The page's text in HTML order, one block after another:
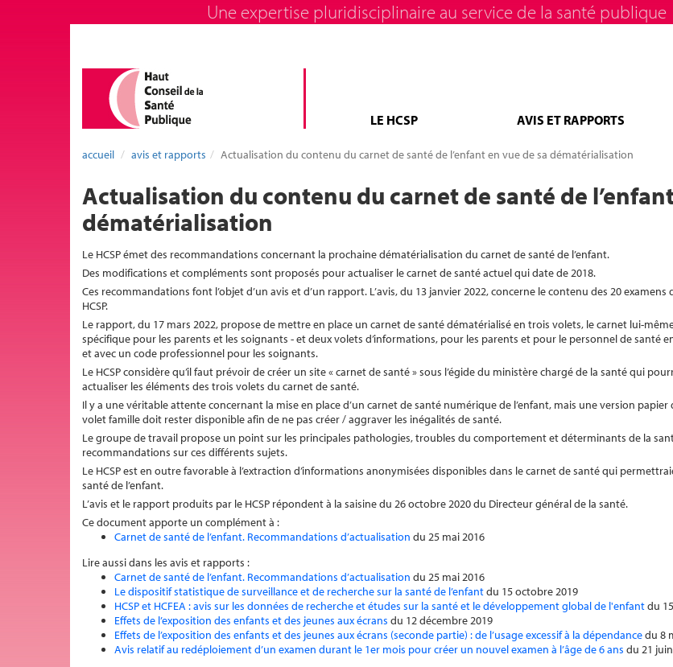
Une expertise pluridisciplinaire au service de la santé publique
LE HCSP AVIS ET RAPPORTS
accueil avis et rapports Actualisation du contenu du carnet de santé de l’enfant en vue de sa dématérialisation
Actualisation du contenu du carnet de santé de
dématérialisation
Le HCSP émet des recommandations concernant la prochaine dématérialisation du carnet de santé de l’enfant.
Des modifications et compléments sont proposés pour actualiser le carnet de santé actuel qui date de 2018.
Ces recommandations font l’objet d’un avis et d’un rapport. L’avis, du 13 janvier 2022, concerne le contenu des 20
HCSP.
Le rapport, du 17 mars 2022, propose de mettre en place un carnet de santé dématérialisé en trois volets, le carnet lui-
spécifique pour les parents et les soignants - et deux volets d’informations, pour les parents et pour le personnel de santé
et avec un code professionnel pour les soignants.
Le HCSP considère qu’il faut prévoir de créer un site « carnet de santé » sous l’égide du ministère chargé de la santé qui
actualiser les éléments des trois volets du carnet de santé.
Il y a une véritable attente concernant la mise en place d’un carnet de santé numérique de l’enfant, mais une version
volet famille doit rester disponible afin de ne pas créer / aggraver les inégalités de santé.
Le groupe de travail propose un point sur les principales pathologies, troubles du comportement et déterminants de la
recommandations sur ces différents sujets.
Le HCSP est en outre favorable à l’extraction d’informations anonymisées disponibles dans le carnet de santé qui
santé de l’enfant.
L’avis et le rapport produits par le HCSP répondent à la saisine du 26 octobre 2020 du Directeur général de la santé.
Ce document apporte un complément à :
Carnet de santé de l’enfant. Recommandations d’actualisation du 25 mai 2016
Lire aussi dans les avis et rapports :
Carnet de santé de l’enfant. Recommandations d’actualisation du 25 mai 2016
Le dispositif statistique de surveillance et de recherche sur la santé de l’enfantdu 15 octobre 2019
HCSP et HCFEA : avis sur les données de recherche et études sur la santé et le développement global de l'enfantdu
Effets de l’exposition des enfants et des jeunes aux écrans du 12 décembre 2019
Effets de l’exposition des enfants et des jeunes aux écrans (seconde partie) : de l’usage excessif à la dépendancedu 8
Avis relatif au redéploiement d’un examen durant le 1er mois pour créer un nouvel examen à l’âge de 6 ans du 21